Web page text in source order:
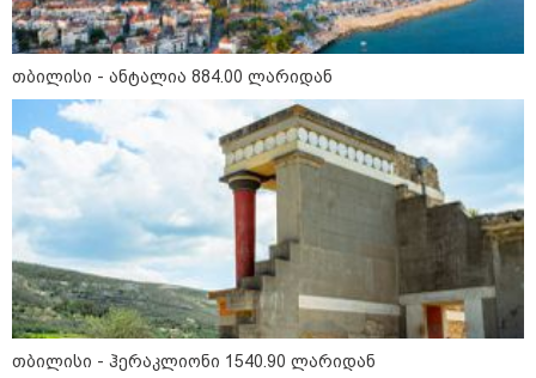
თბილისი - ჰერაკლიონი 1540.90
ლარიდან
თბილისი - ბუდაპეშტი 942.70
ლარიდან
თბილისი - ანტალია 884.00 ლარიდან
თბილისი - ჰერაკლიონი 1540.90 ლარიდან